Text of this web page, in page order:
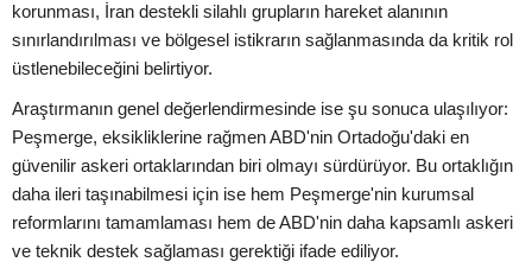
korunması, İran destekli silahlı grupların hareket alanının
sınırlandırılması ve bölgesel istikrarın sağlanmasında da kritik rol
üstlenebileceğini belirtiyor.
Araştırmanın genel değerlendirmesinde ise şu sonuca ulaşılıyor:
Peşmerge, eksikliklerine rağmen ABD'nin Ortadoğu'daki en
güvenilir askeri ortaklarından biri olmayı sürdürüyor. Bu ortaklığın
daha ileri taşınabilmesi için ise hem Peşmerge'nin kurumsal
reformlarını tamamlaması hem de ABD'nin daha kapsamlı askeri
ve teknik destek sağlaması gerektiği ifade ediliyor.